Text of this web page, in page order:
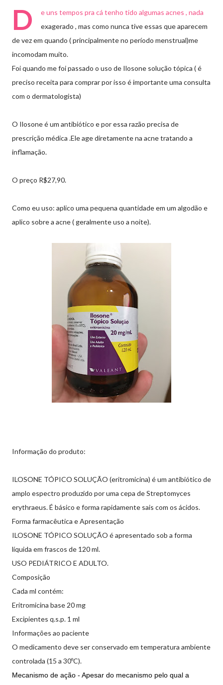
D
e uns tempos pra cá tenho tido algumas acnes , nada
exagerado , mas como nunca tive essas que aparecem
de vez em quando ( principalmente no período menstrual)me
incomodam muito.
Foi quando me foi passado o uso de Ilosone solução tópica ( é
preciso receita para comprar por isso é importante uma consulta
com o dermatologista)
O Ilosone é um antibiótico e por essa razão precisa de
prescrição médica .Ele age diretamente na acne tratando a
inflamação.
O preço R$27,90.
Como eu uso: aplico uma pequena quantidade em um algodão e
aplico sobre a acne ( geralmente uso a noite).
Informação do produto:
ILOSONE TÓPICO SOLUÇÃO (eritromicina) é um antibiótico de
amplo espectro produzido por uma cepa de Streptomyces
erythraeus. É básico e forma rapidamente sais com os ácidos.
Forma farmacêutica e Apresentação
ILOSONE TÓPICO SOLUÇÃO é apresentado sob a forma
líquida em frascos de 120 ml.
USO PEDIÁTRICO E ADULTO.
Composição
Cada ml contém:
Eritromicina base 20 mg
Excipientes q.s.p. 1 ml
Informações ao paciente
O medicamento deve ser conservado em temperatura ambiente
controlada (15 a 30ºC).
Mecanismo de ação - Apesar do mecanismo pelo qual a